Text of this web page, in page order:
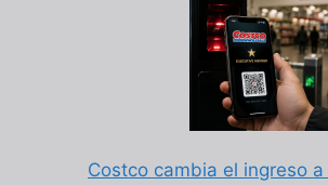
Costco cambia el ingreso